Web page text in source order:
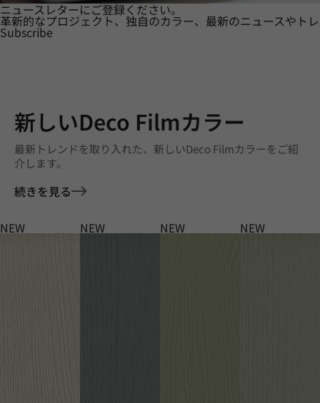
ニュースレターにご登録ください。
革新的なプロジェクト、独自のカラー、最新のニュースやト
Subscribe
新しいDeco Filmカラー
最新トレンドを取り入れた、新しいDeco Filmカラーをご紹
介します。
続きを見る
NEW NEW NEW NEW